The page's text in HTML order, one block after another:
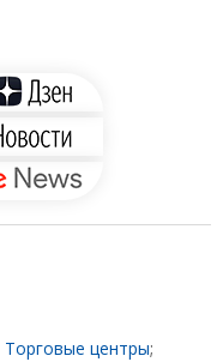
Торговые центры;